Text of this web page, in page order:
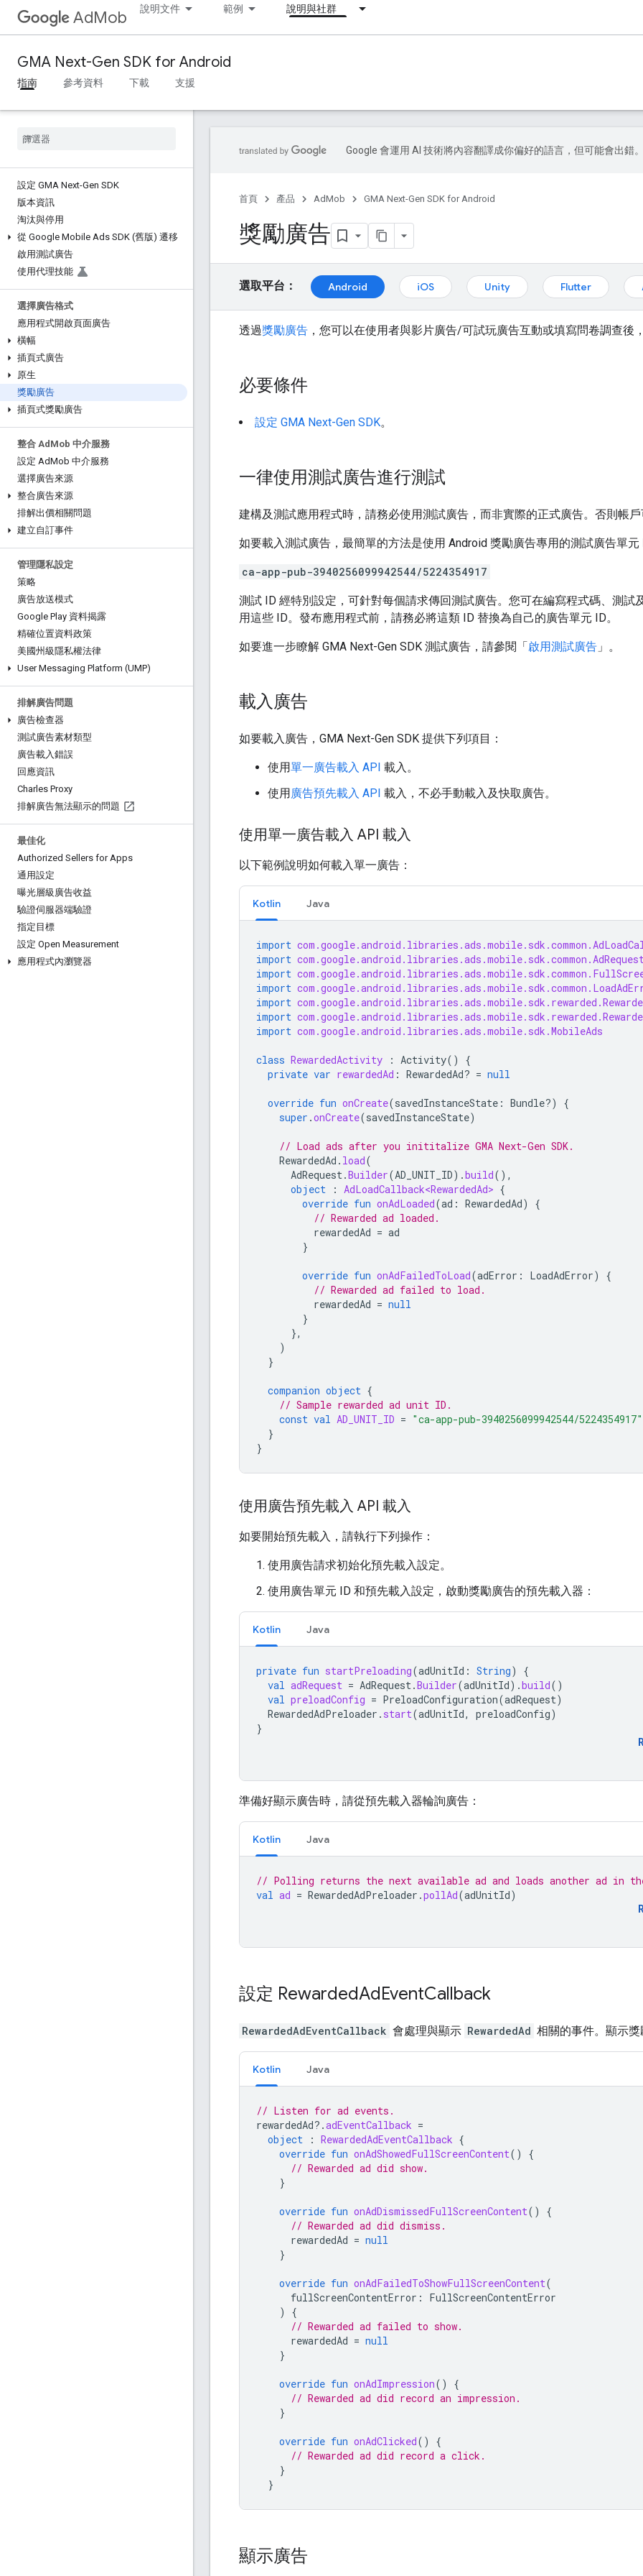
AdMob 說明文件 範例 說明與社群
GMA Next-Gen SDK for Android
指南 參考資料 下載 支援
設定 GMA Next-Gen SDK
版本資訊
淘汰與停用
從 Google Mobile Ads SDK (舊版) 遷移
啟用測試廣告
使用代理技能
選擇廣告格式
應用程式開啟頁面廣告
橫幅
插頁式廣告
原生
獎勵廣告
插頁式獎勵廣告
整合 Ad Mob 中介服務
設定 AdMob 中介服務
選擇廣告來源
整合廣告來源
排解出價相關問題
建立自訂事件
管理隱私設定
策略
廣告放送模式
Google Play 資料揭露
精確位置資料政策
美國州級隱私權法律
User Messaging Platform (UMP)
排解廣告問題
廣告檢查器
測試廣告素材類型
廣告載入錯誤
回應資訊
Charles Proxy
排解廣告無法顯示的問題
最佳化
Authorized Sellers for Apps
通用設定
曝光層級廣告收益
驗證伺服器端驗證
指定目標
設定 Open Measurement
應用程式內瀏覽器
Google 會運用 AI 技術將內容翻譯成你偏好的語言，但可能會出錯。
首頁 產品 AdMob GMA Next-Gen SDK for Android
獎勵廣告
選取平台： Android iOS Unity Flutter
透過獎勵廣告 ，您可以在使用者與影片廣告/可試玩廣告互動或填寫問卷調查後
必要條件
設定 GMA Next-Gen SDK。
一律使用測試廣告進行測試
建構及測試應用程式時，請務必使用測試廣告，而非實際的正式廣告。否則帳戶
如要載入測試廣告，最簡單的方法是使用 Android 獎勵廣告專用的測試廣告單元
ca-app-pub-3940256099942544/5224354917
測試 ID 經特別設定，可針對每個請求傳回測試廣告。您可在編寫程式碼、測試
用這些 ID。發布應用程式前，請務必將這類 ID 替換為自己的廣告單元 ID。
如要進一步瞭解 GMA Next-Gen SDK 測試廣告，請參閱「啟用測試廣告 」。
載入廣告
如要載入廣告， GMA Next-Gen SDK 提供下列項目：
使用單一廣告載入 API 載入。
使用廣告預先載入 API 載入，不必手動載入及快取廣告。
使用單一廣告載入 API 載入
以下範例說明如何載入單一廣告：
Kotlin Java
import
import
import
import
import
import
import com.google.android.libraries.ads.mobile.sdk.MobileAds
class RewardedActivity : Activity()
{
private var rewardedAd : RewardedAd? = null
override fun onCreate(savedInstanceState : Bundle?)
{
super .onCreate(savedInstanceState)
// Load ads after you inititalize GMA Next-Gen SDK.
RewardedAd . load(
AdRequest.Builder(AD_UNIT_ID).build(),
object
: AdLoadCallback<RewardedAd> {
override fun onAdLoaded(ad : RewardedAd)
{
// Rewarded ad loaded.
rewardedAd = ad
}
override fun onAdFailedToLoad(adError : LoadAdError)
{
// Rewarded ad failed to load.
rewardedAd = null
}
},
)
}
companion object {
// Sample rewarded ad unit ID.
const val AD_UNIT_ID = "ca-app-pub-3940256099942544/5224354917"
}
}
使用廣告預先載入 API 載入
如要開始預先載入，請執行下列操作：
使用廣告請求初始化預先載入設定。
使用廣告單元 ID 和預先載入設定，啟動獎勵廣告的預先載入器：
Kotlin Java
private fun startPreloading(adUnitId : String)
{
val adRequest = AdRequest.Builder(adUnitId).build()
val preloadConfig = PreloadConfiguration(adRequest)
RewardedAdPreloader . start(adUnitId, preloadConfig)
}
準備好顯示廣告時，請從預先載入器輪詢廣告：
Kotlin Java
// Polling returns the next available ad and loads another ad in the
val ad = RewardedAdPreloader .pollAd(adUnitId)
設定 RewardedAdEventCallback
RewardedAdEventCallback 會處理與顯示 RewardedAd 相關的事件。顯示獎
Kotlin Java
// Listen for ad events.
rewardedAd?.adEventCallback =
object
: RewardedAdEventCallback {
override fun onAdShowedFullScreenContent()
{
// Rewarded ad did show.
}
override fun onAdDismissedFullScreenContent()
{
// Rewarded ad did dismiss.
rewardedAd = null
}
override fun onAdFailedToShowFullScreenContent(
fullScreenContentError :
FullScreenContentError
)
{
// Rewarded ad failed to show.
rewardedAd = null
}
override fun onAdImpression()
{
// Rewarded ad did record an impression.
}
override fun onAdClicked()
{
// Rewarded ad did record a click.
}
}
顯示廣告